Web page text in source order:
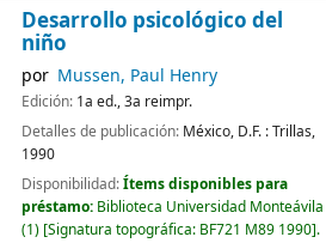
Desarrollo psicológico del
niño
por Mussen, Paul Henry
Edición: 1a ed., 3a reimpr.
Detalles de publicación: México, D.F. :Trillas,
1990
Disponibilidad:Ítems disponibles para
préstamo: Biblioteca Universidad Monteávila
(1) Signatura topográfica: BF721 M89 1990 .